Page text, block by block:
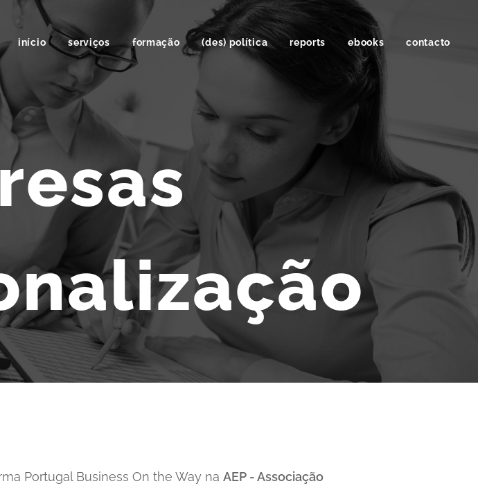
início serviços formação (des) política reports ebooks contacto
Portugal Business On the Way na AEP - Associação